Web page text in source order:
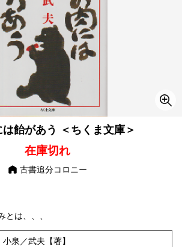
飴があう ＜ちくま文庫＞
在庫切れ
古書追分コロニー
とは、、、
小泉／武夫【著】